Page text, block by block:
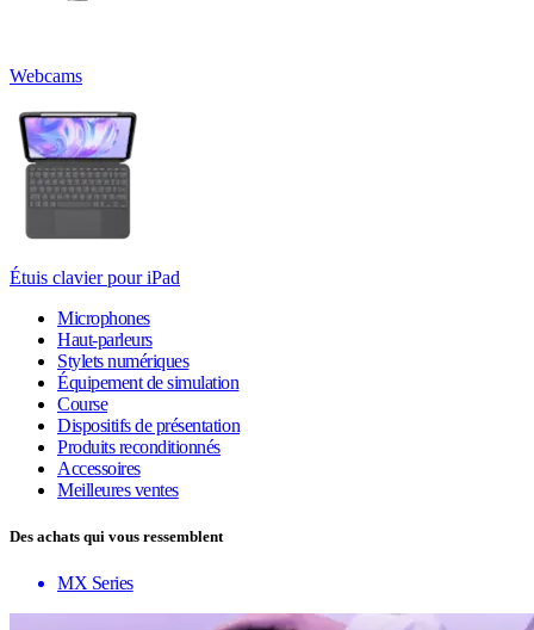
Webcams
Étuis clavier pour iPad
Microphones
Haut-parleurs
Stylets numériques
Équipement de simulation
Course
Dispositifs de présentation
Produits reconditionnés
Accessoires
Meilleures ventes
Des achats qui vous ressemblent
MX Series